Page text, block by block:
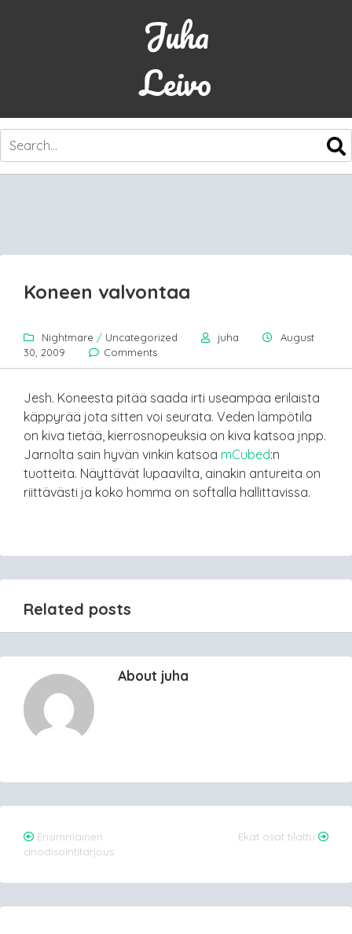
Juha
Leivo
SKIP
CONTENT
Koneen valvontaa
Nightmare / Uncategorized juha
August
30, 2009
Comments
Jesh. Koneesta pitää saada irti useampaa erilaista
käppyrää jota sitten voi seurata. Veden lämpötila
on kiva tietää, kierrosnopeuksia on kiva katsoa jnpp.
Jarnolta sain hyvän vinkin katsoa mCubed:n
tuotteita. Näyttävät lupaavilta, ainakin antureita on
riittävästi ja koko homma on softalla hallittavissa.
Related posts
About juha
Post
navigation
Ensimmäinen
anodisointitarjous
Ekat osat tilattu